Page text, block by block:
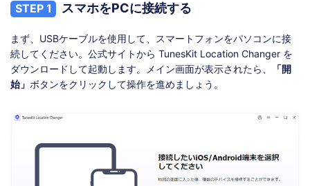
STEP 1 スマホをPCに接続する
まず、USBケーブルを使用して、スマートフォンをパソコンに接
続してください。公式サイトから TunesKit Location Changer を
ダウンロードして起動します。メイン画面が表示されたら、
「開
始」 ボタンをクリックして操作を進めましょう。